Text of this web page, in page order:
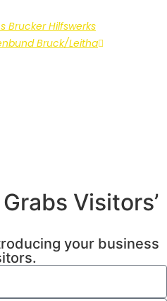
Brucker Hilfswerks
Bruck/Leitha
Visitors’
your business